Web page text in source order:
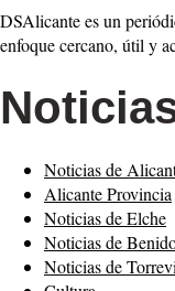
DSAlicante es un
enfoque cercano, útil y
Noticias de
Alicante Provincia
Noticias de Elche
Noticias de
Noticias de